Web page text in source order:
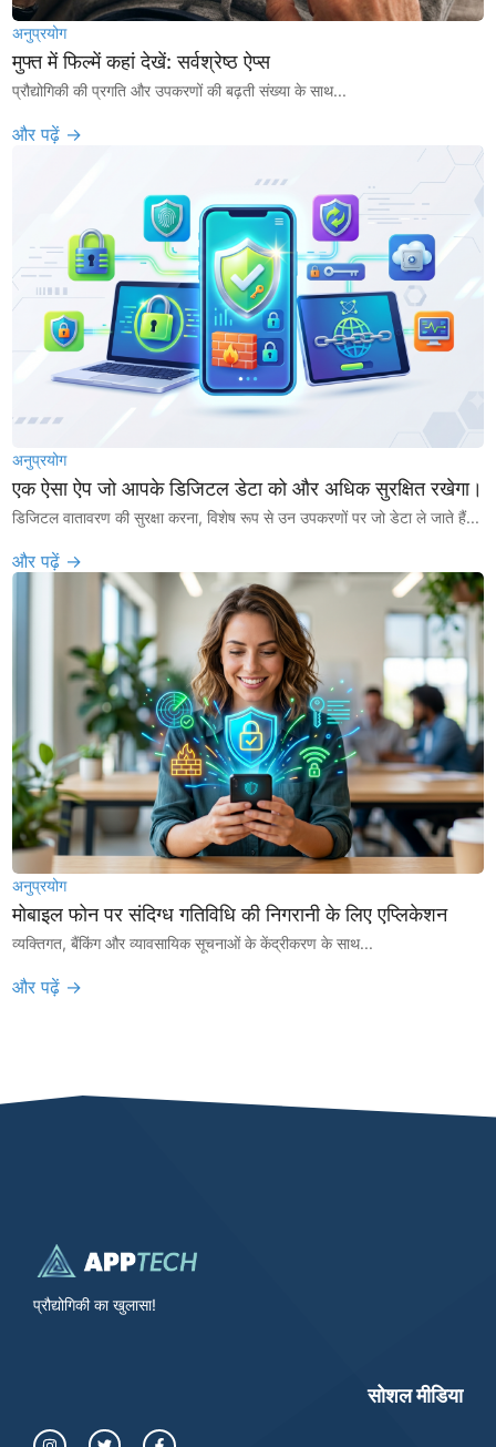
अनुप्रयोग
मुफ्त में फिल्में कहां देखें: सर्वश्रेष्ठ ऐप्स
प्रौद्योगिकी की प्रगति और उपकरणों की बढ़ती संख्या के साथ...
और पढ़ें →
अनुप्रयोग
एक ऐसा ऐप जो आपके डिजिटल डेटा को और अधिक सुरक्षित रखेगा।
डिजिटल वातावरण की सुरक्षा करना, विशेष रूप से उन उपकरणों पर जो डेटा ले जाते हैं...
और पढ़ें →
अनुप्रयोग
मोबाइल फोन पर संदिग्ध गतिविधि की निगरानी के लिए एप्लिकेशन
व्यक्तिगत, बैंकिंग और व्यावसायिक सूचनाओं के केंद्रीकरण के साथ...
और पढ़ें →
प्रौद्योगिकी का खुलासा!
सोशल मीडिया